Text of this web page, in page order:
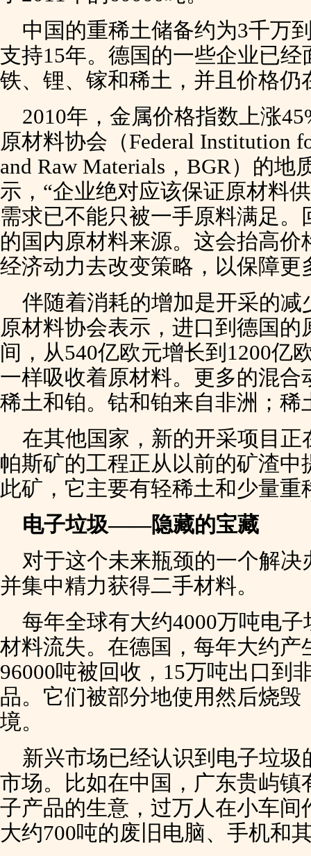
中国的重稀土储备约为3千万
支持15年。德国的一些企业已
铁、锂、镓和稀土，并且价格
2010年，金属价格指数上涨
原材料协会（Federal Institution
and Raw Materials，BGR）的地
示，“企业绝对应该保证原材料
需求已不能只被一手原料满足
的国内原材料来源。这会抬高
经济动力去改变策略，以保障更
伴随着消耗的增加是开采的
原材料协会表示，进口到德国的
间，从540亿欧元增长到1200亿
一样吸收着原材料。更多的混
稀土和铂。钴和铂来自非洲；稀
在其他国家，新的开采项目
帕斯矿的工程正从以前的矿渣
此矿，它主要有轻稀土和少量重
电子垃圾——隐藏的宝藏
对于这个未来瓶颈的一个解
并集中精力获得二手材料。
每年全球有大约4000万吨电
材料流失。在德国，每年大约产
96000吨被回收，15万吨出口到
品。它们被部分地使用然后烧
境。
新兴市场已经认识到电子垃
市场。比如在中国，广东贵屿镇
子产品的生意，过万人在小车
大约700吨的废旧电脑、手机和